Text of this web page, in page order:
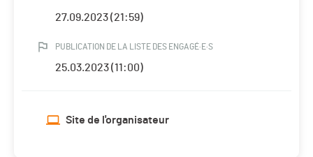
27.09.2023 (21:59)
PUBLICATION DE LA LISTE DES ENGAGÉ·E·S
25.03.2023 (11:00)
Site de l'organisateur